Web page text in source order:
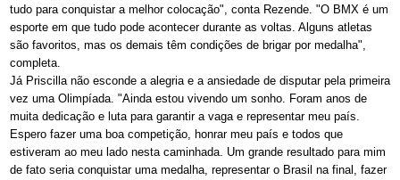
tudo para conquistar a melhor colocação", conta Rezende. "O BMX é um
esporte em que tudo pode acontecer durante as voltas. Alguns atletas
são favoritos, mas os demais têm condições de brigar por medalha",
completa.
Já Priscilla não esconde a alegria e a ansiedade de disputar pela primeira
vez uma Olimpíada. "Ainda estou vivendo um sonho. Foram anos de
muita dedicação e luta para garantir a vaga e representar meu país.
Espero fazer uma boa competição, honrar meu país e todos que
estiveram ao meu lado nesta caminhada. Um grande resultado para mim
de fato seria conquistar uma medalha, representar o Brasil na final, fazer